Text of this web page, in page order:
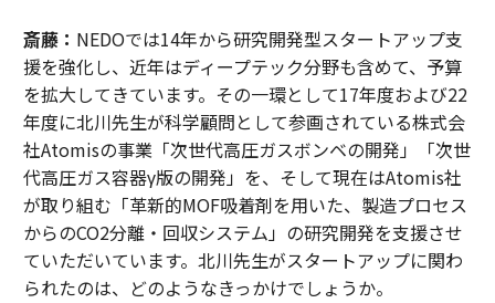
斎藤： NEDOでは14年から研究開発型スタートアップ支
援を強化し、近年はディープテック分野も含めて、予算
を拡大してきています。その一環として17年度および22
年度に北川先生が科学顧問として参画されている株式会
社Atomisの事業「次世代高圧ガスボンベの開発」「次世
代高圧ガス容器γ版の開発」を、そして現在はAtomis社
が取り組む「革新的MOF吸着剤を用いた、製造プロセス
からのCO2分離・回収システム」の研究開発を支援させ
ていただいています。北川先生がスタートアップに関わ
られたのは、どのようなきっかけでしょうか。